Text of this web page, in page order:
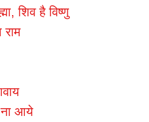
शिव है विष्णु
राम
ना आये